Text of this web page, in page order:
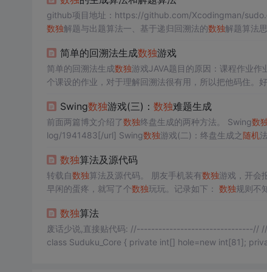
github项目地址：https://github.com/Xcodingman/
数独解题与出题算法一、基于递归回溯法的数独解题算法
简单的回溯法生成数独游戏
简单的回溯法生成数独游戏JAVA题目的原因：课程作业
个课设的作业，对于理解回溯法很有用，所以把他码住。
现逻辑是：回溯生成一个数...
Swing数独游戏(三)： 数独难题生成
前面两篇博文介绍了数独 终盘生成的两种方法。 Swing数
log/1941483[/url] Swing数独游戏(二)：终盘生成之随机
数独算法及源代码
转载自数独 算法及源代码。 朋友手机装有数独游戏，开会
早闲的蛋疼，就写了个数独玩玩。记录如下： 数独规则不
数独算法
废话少说,直接贴代码: //--------------------------------// //
class